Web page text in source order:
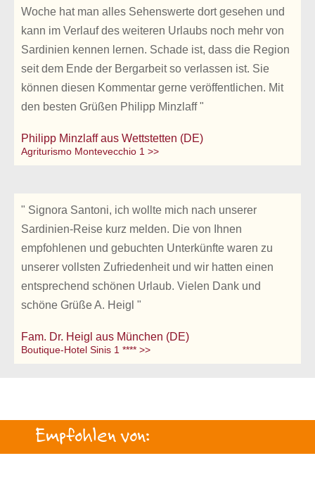
Woche hat man alles Sehenswerte dort gesehen und
kann im Verlauf des weiteren Urlaubs noch mehr von
Sardinien kennen lernen. Schade ist, dass die Region
seit dem Ende der Bergarbeit so verlassen ist. Sie
können diesen Kommentar gerne veröffentlichen. Mit
den besten Grüßen Philipp Minzlaff "
Philipp Minzlaff aus Wettstetten (DE)
Agriturismo Montevecchio 1 >>
" Signora Santoni, ich wollte mich nach unserer
Sardinien-Reise kurz melden. Die von Ihnen
empfohlenen und gebuchten Unterkünfte waren zu
unserer vollsten Zufriedenheit und wir hatten einen
entsprechend schönen Urlaub. Vielen Dank und
schöne Grüße A. Heigl "
Fam. Dr. Heigl aus München (DE)
Boutique-Hotel Sinis 1 **** >>
Empfohlen von: